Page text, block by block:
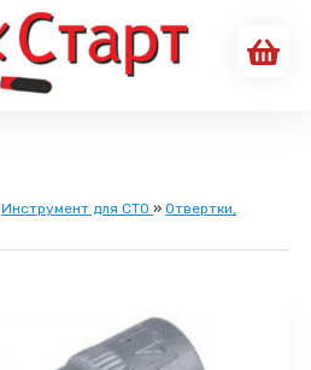
Инструмент для СТО » Отвертки,